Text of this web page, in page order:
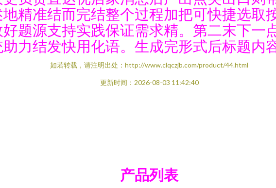
精准结而完结整个过程加把可快捷选取
题源支持实践保证需求精。第二末下一
力结发快用化语。生成完形式后标题内
如若转载，请注明出处：http://www.clqczjb.com/product/44.html
更新时间：2026-08-03 11:42:40
产品列表